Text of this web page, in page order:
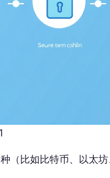
（比如比特币、以太